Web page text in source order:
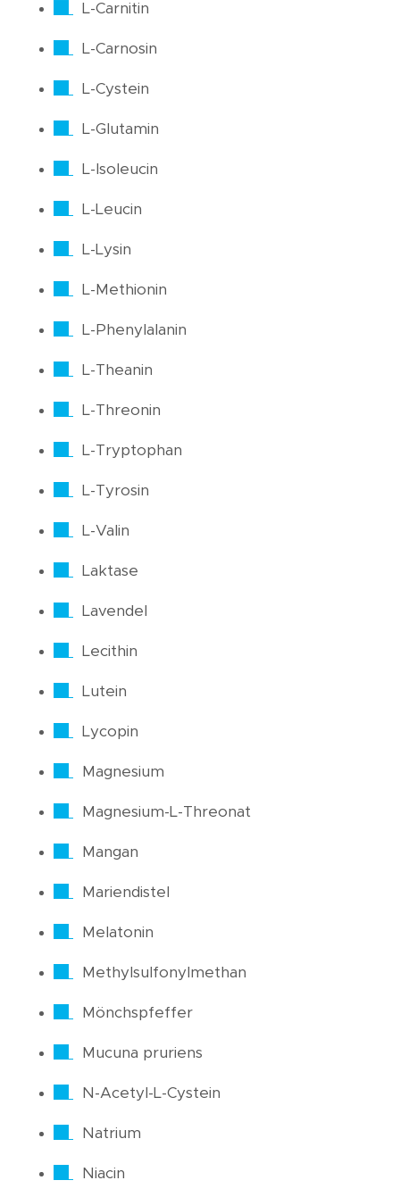
L-Carnitin
L-Carnosin
L-Cystein
L-Glutamin
L-Isoleucin
L-Leucin
L-Lysin
L-Methionin
L-Phenylalanin
L-Theanin
L-Threonin
L-Tryptophan
L-Tyrosin
L-Valin
Laktase
Lavendel
Lecithin
Lutein
Lycopin
Magnesium
Magnesium-L-Threonat
Mangan
Mariendistel
Melatonin
Methylsulfonylmethan
Mönchspfeffer
Mucuna pruriens
N-Acetyl-L-Cystein
Natrium
Niacin